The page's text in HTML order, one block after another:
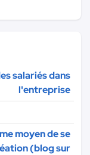
salariés dans
l'entreprise
moyen de se
(blog sur